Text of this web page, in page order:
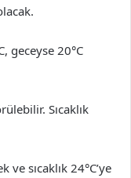
geceyse 20°C
Sıcaklık
ve sıcaklık 24°C’ye